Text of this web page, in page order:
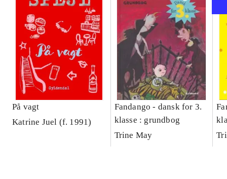
På vagt
Katrine Juel (f. 1991)
Fandango - dansk for 3.
klasse : grundbog
Trine May